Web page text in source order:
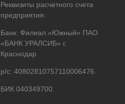
Реквизиты расчетного счета
предприятия:
Банк: Филиал «Южный» ПАО
«БАНК УРАЛСИБ» г.
Краснодар
р/с: 40802810757110006476.
БИК 040349700.